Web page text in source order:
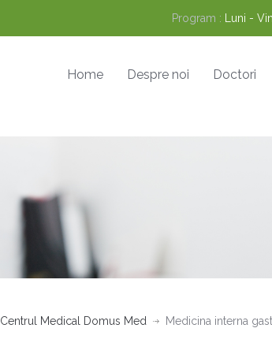
Program : Luni -
Home Despre noi Doctori
Centrul Medical Domus Med Medicina interna